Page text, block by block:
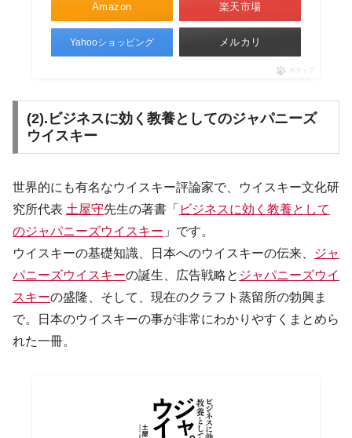
Amazon 楽天市場
Yahooショッピング メルカリ
ポチップ
(2).ビジネスに効く教養としてのジャパニーズ
ウイスキー
世界的にも有名なウイスキー評論家で、ウイスキー文化研
究所代表 土屋守先生の著書「 ビジネスに効く教養として
のジャパニーズウイスキー 」です。
ウイスキーの基礎知識、日本へのウイスキーの伝来、
ジャ
パニーズウイスキーの誕生、広告戦略と ジャパニーズウイ
スキーの盛隆、そして、現在のクラフト蒸留所の勃興ま
で。日本のウイスキーの事が非常にわかりやすくまとめら
れた一冊。